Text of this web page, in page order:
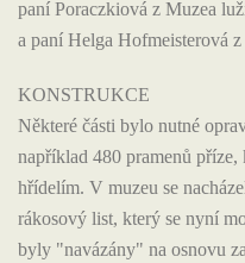
paní Poraczkiová z Muzea
a paní Helga Hofmeisterová
KONSTRUKCE
Některé části bylo nutné
například 480 pramenů
hřídelím. V muzeu se
rákosový list, který se nyní
byly "navázány" na osnovu